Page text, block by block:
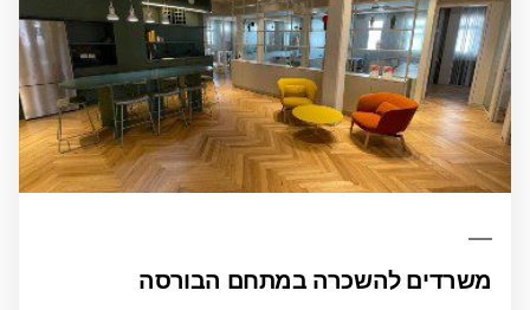
משרדים להשכרה במתחם הבורסה